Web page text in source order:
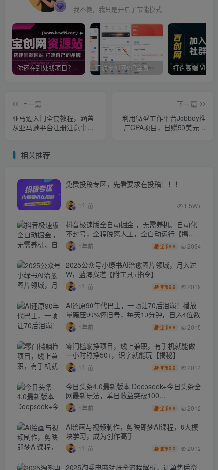
我不懒，我只是开启了节能模式
你还在到处找项目？还在当韭菜？我靠卖项目一个月收入5万+，曾经我也是个失败者。 开通宝创网VIP会员，尊享全站资源免费下载，享70%的推广提成！！【限时五折优惠】
上一篇
亚马逊入门全套教程，涵盖
从亚马逊平台注册注意事
下一篇
利用微型工作平台Jobboy推
广CPA项目，日赚50美元以
相关推荐
免费投稿专区，先看要求在投稿！！！
1年前 1.5W+
抖音极速版全自动掘金 ，无需养机、自动化
不封号，全程脱离人工，全自动运行【揭
秘】 1年前 宝币9.9 2034
2025公众号小绿书AI治愈图片领域，月入过
W，蓝海赛道【附工具+指令】
1年前 宝币9.9 2019
AI还原90年代巴士，一帧让70后泪崩！播放
量碾压90%怀旧号，每天10分钟，日入4位数
1年前 宝币9.9 2015
零门槛躺挣项目，线上兼职，有手机就能做
一小时稳挣50+，识字就能玩【揭秘】
1年前 宝币9.9 2014
今日头条4.0最新版本 Deepseek+今日头条全
网最新玩法，单日收益突破100…
1年前 宝币9.9 2012
AI绘画与视频制作，剪映即梦AI课程，8大模
块学习，成为创作高手
1年前 宝币9.9 2012
2025淘系电商对账全流程解析，订单售后资